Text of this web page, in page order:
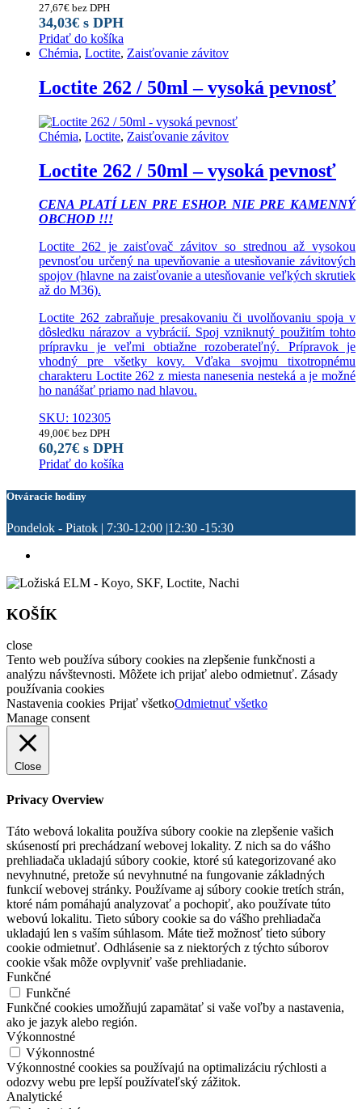
27,67€ bez DPH
34,03€ s DPH
Pridať do košíka
Chémia, Loctite, Zaisťovanie závitov
Loctite 262 / 50ml – vysoká pevnosť
Chémia, Loctite, Zaisťovanie závitov
Loctite 262 / 50ml – vysoká pevnosť
CENA PLATÍ LEN PRE ESHOP. NIE PRE KAMENNÝ
OBCHOD !!!
Loctite 262 je zaisťovač závitov so strednou až vysokou
pevnosťou určený na upevňovanie a utesňovanie závitových
spojov (hlavne na zaisťovanie a utesňovanie veľkých skrutiek
až do M36).
Loctite 262 zabraňuje presakovaniu či uvolňovaniu spoja v
dôsledku nárazov a vybrácií. Spoj vzniknutý použitím tohto
prípravku je veľmi obtiažne rozoberateľný. Prípravok je
vhodný pre všetky kovy. Vďaka svojmu tixotropnému
charakteru Loctite 262 z miesta nanesenia nesteká a je možné
ho nanášať priamo nad hlavou.
SKU: 102305
49,00€ bez DPH
60,27€ s DPH
Pridať do košíka
Otváracie hodiny
Pondelok - Piatok | 7:30-12:00 |12:30 -15:30
KOŠÍK
close
Tento web používa súbory cookies na zlepšenie funkčnosti a
analýzu návštevnosti. Môžete ich prijať alebo odmietnuť. Zásady
používania cookies
Nastavenia cookies Prijať všetkoOdmietnuť všetko
Manage consent
Close
Privacy Overview
Táto webová lokalita používa súbory cookie na zlepšenie vašich
skúseností pri prechádzaní webovej lokality. Z nich sa do vášho
prehliadača ukladajú súbory cookie, ktoré sú kategorizované ako
nevyhnutné, pretože sú nevyhnutné na fungovanie základných
funkcií webovej stránky. Používame aj súbory cookie tretích strán,
ktoré nám pomáhajú analyzovať a pochopiť, ako používate túto
webovú lokalitu. Tieto súbory cookie sa do vášho prehliadača
ukladajú len s vaším súhlasom. Máte tiež možnosť tieto súbory
cookie odmietnuť. Odhlásenie sa z niektorých z týchto súborov
cookie však môže ovplyvniť vaše prehliadanie.
Funkčné
Funkčné
Funkčné cookies umožňujú zapamätať si vaše voľby a nastavenia,
ako je jazyk alebo región.
Výkonnostné
Výkonnostné
Výkonnostné cookies sa používajú na optimalizáciu rýchlosti a
odozvy webu pre lepší používateľský zážitok.
Analytické